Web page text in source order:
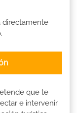
directamente
que te
e intervenir